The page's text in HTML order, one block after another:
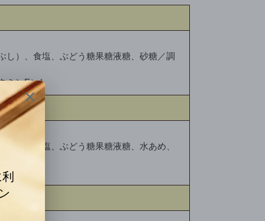
し）、食塩、ぶどう糖果糖液糖、砂糖／調
ミンE）］
）、食塩、ぶどう糖果糖液糖、水あめ、
ンE）］